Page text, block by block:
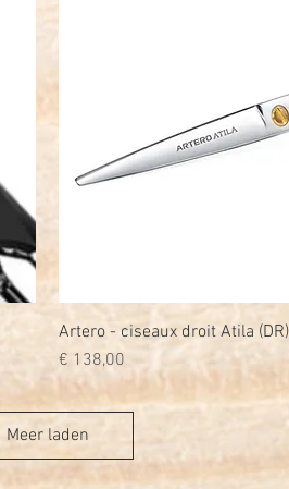
Snel overzicht
Artero - ciseaux droit Atila (DR)
Prijs
€ 138,00
Meer laden